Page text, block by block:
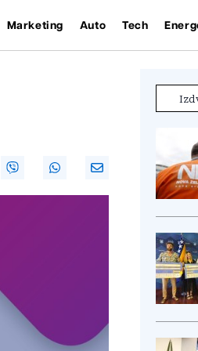
Marketing Auto Tech